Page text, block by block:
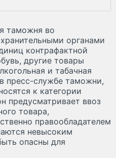
таможня во
органами
контрафактной
другие товары
и табачная
пресс-службе таможни,
к категории
предусматривает ввоз
товара,
правообладателем
невысоким
опасны для